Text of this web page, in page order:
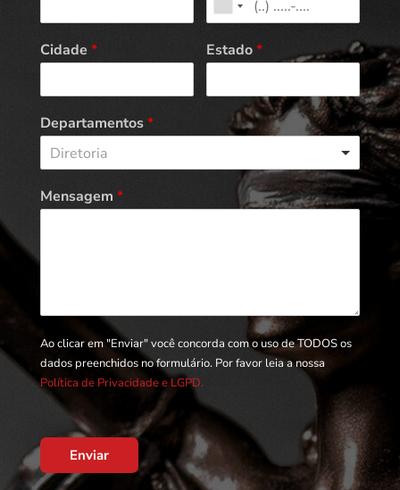
Cidade * Estado*
Departamentos*
Diretoria
Mensagem *
Ao clicar em "Enviar" você concorda com o uso de TODOS os
dados preenchidos no formulário. Por favor leia a nossa
Política de Privacidade e LGPD.
Enviar